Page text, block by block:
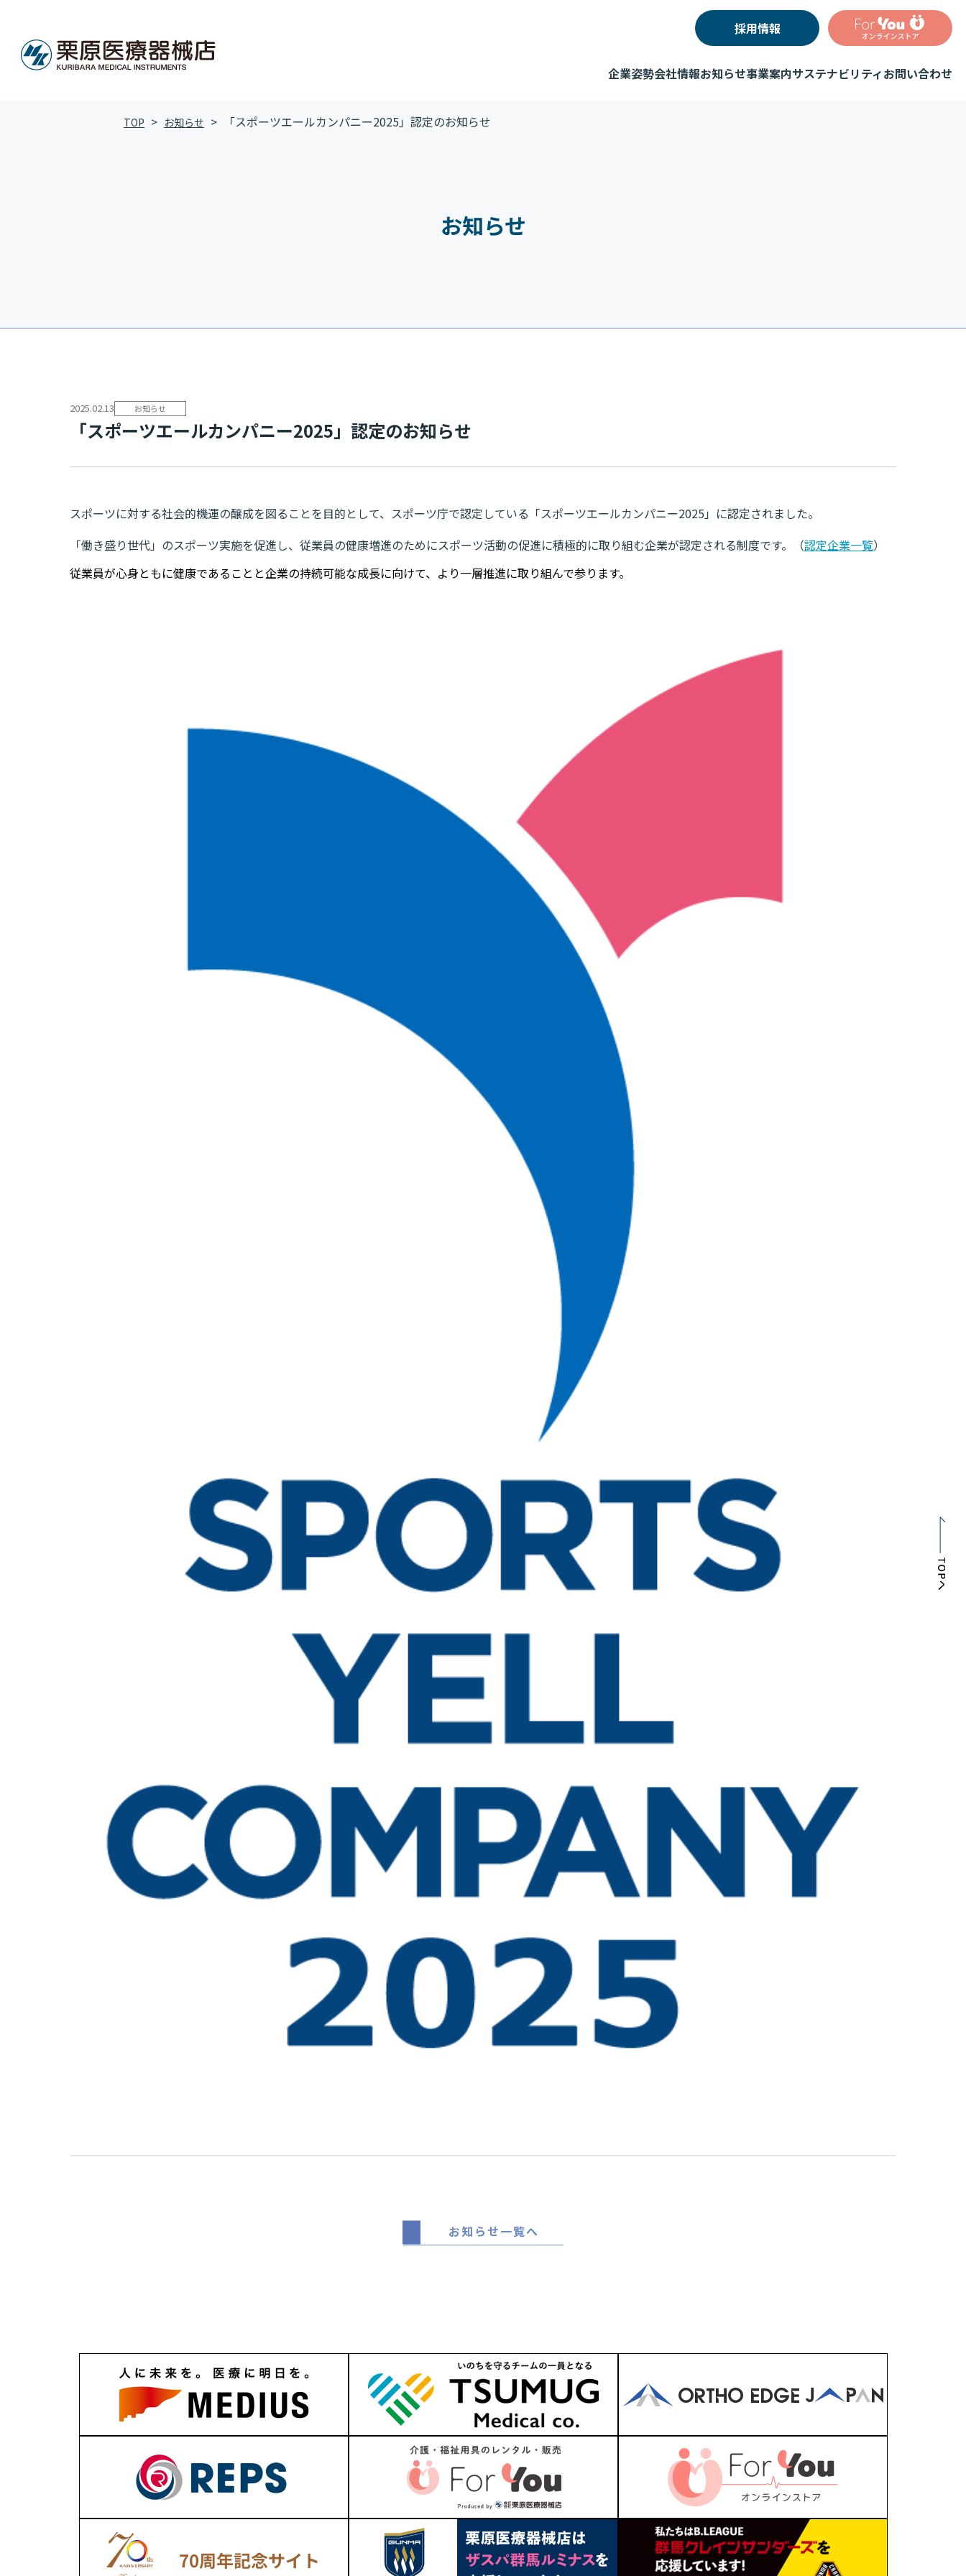
企業姿勢会社情報お知らせ事業案内サステナビリティお問い合わせ
採用情報
TOP お知らせ 「スポーツエールカンパニー2025」認定の お 知 ら せ
お知らせ
2025.02.13 お知らせ
「スポーツエールカンパニー2025」認定の お 知 ら せ
スポーツに対する社会的機運の醸成を図ることを目的として、スポーツ庁で認定している「スポーツエールカンパニー2025」に認定されました。
「働き盛り世代」のスポーツ実施を促進し、従業員の健康増進のためにスポーツ活動の促進に積極的に取り組む企業が認定される制度です。（認定企業一覧）
従業員が心身ともに健康であることと企業の持続可能な成長に向けて、より一層推進に取り組んで参ります。
お知らせ一覧へ